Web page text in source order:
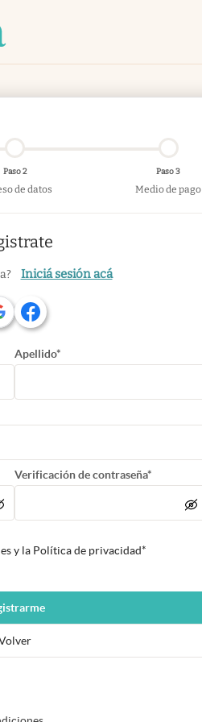
Paso 2
de datos
Paso 3
Medio de pago
Iniciá sesión acá
Apellido*
Verificación de contraseña*
y la Política de privacidad*